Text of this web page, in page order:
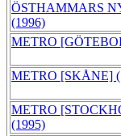
ÖSTHAMMARS
(1996)
METRO
METRO [SKÅNE]
METRO
(1995)